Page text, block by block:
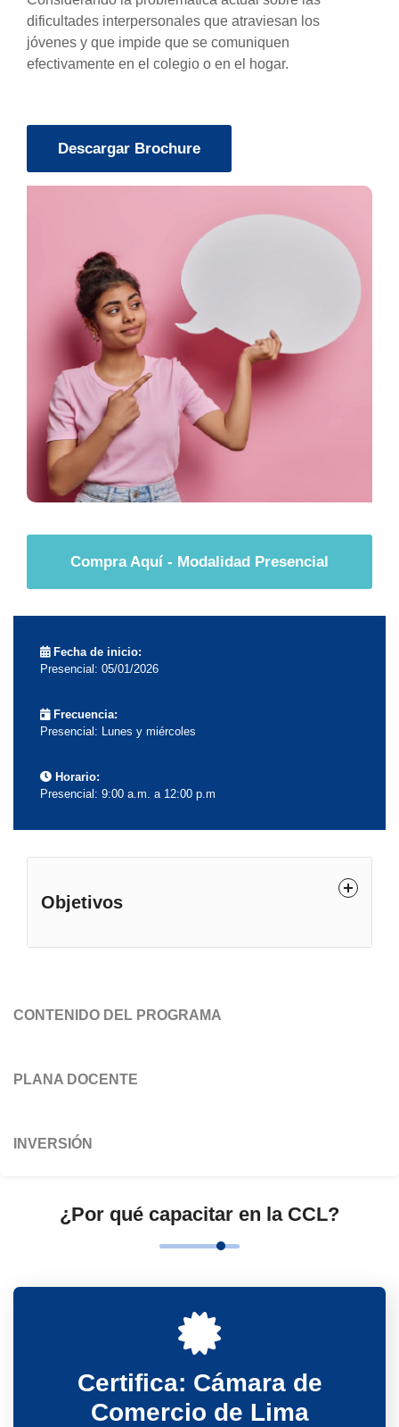
dificultades interpersonales que atraviesan los
jóvenes y que impide que se comuniquen
efectivamente en el colegio o en el hogar.
Descargar Brochure
Compra Aquí - Modalidad Presencial
Fecha de inicio:
Presencial: 05/01/2026
Frecuencia:
Presencial: Lunes y miércoles
Horario:
Presencial: 9:00 a.m. a 12:00 p.m
Objetivos
CONTENIDO DEL PROGRAMA
PLANA DOCENTE
INVERSIÓN
¿Por qué capacitar en la CCL?
Certifica: Cámara de
Comercio de Lima